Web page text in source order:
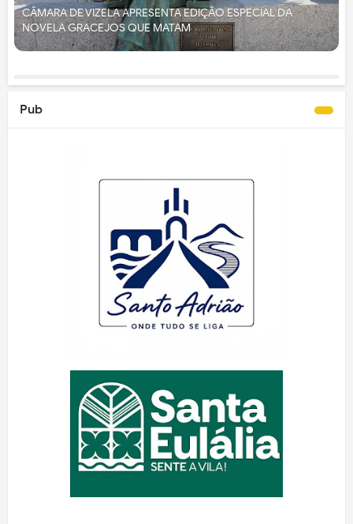
CÂMARA DE VIZELA APRESENTA EDIÇÃO ESPECIAL DA
NOVELA GRACEJOS QUE MATAM
Pub